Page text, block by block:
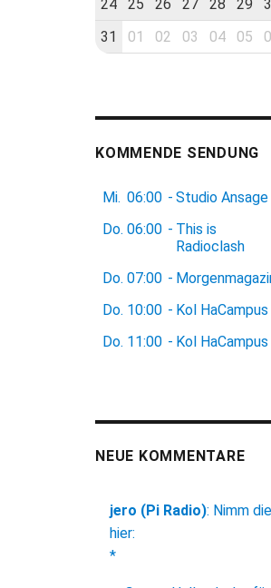
24
25 26 27 28 29
31
01 02 03 04 05
KOMMENDE SENDUNG
Mi. 06:00 - Studio Ansage
Do. 06:00 - This is
Radioclash
Do. 07:00 -
Do. 10:00 - Kol HaCampus
Do. 11:00 - Kol HaCampus
NEUE KOMMENTARE
jero (Pi Radio): Nimm die
hier:
*